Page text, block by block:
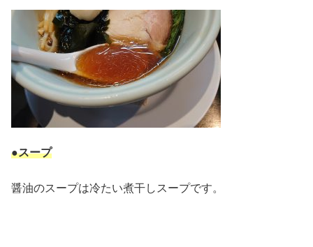
●スープ
醤油のスープは冷たい煮干しスープです。